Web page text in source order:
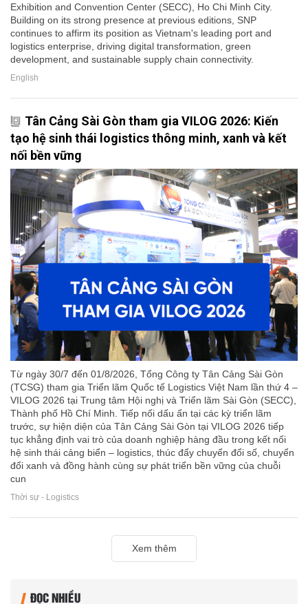
Exhibition and Convention Center (SECC), Ho Chi Minh City.
Building on its strong presence at previous editions, SNP
continues to affirm its position as Vietnam's leading port and
logistics enterprise, driving digital transformation, green
development, and sustainable supply chain connectivity.
English
Tân Cảng Sài Gòn tham gia VILOG 2026: Kiến
tạo hệ sinh thái logistics thông minh, xanh và kết
nối bền vững
Từ ngày 30/7 đến 01/8/2026, Tổng Công ty Tân Cảng Sài Gòn
(TCSG) tham gia Triển lãm Quốc tế Logistics Việt Nam lần thứ 4 –
VILOG 2026 tại Trung tâm Hội nghị và Triển lãm Sài Gòn (SECC),
Thành phố Hồ Chí Minh. Tiếp nối dấu ấn tại các kỳ triển lãm
trước, sự hiện diện của Tân Cảng Sài Gòn tại VILOG 2026 tiếp
tục khẳng định vai trò của doanh nghiệp hàng đầu trong kết nối
hệ sinh thái cảng biển – logistics, thúc đẩy chuyển đổi số, chuyển
đổi xanh và đồng hành cùng sự phát triển bền vững của chuỗi
cun
Thời sự - Logistics
Xem thêm
ĐỌC NHIỀU